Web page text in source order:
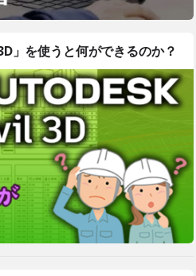
」を使うと何ができるのか？